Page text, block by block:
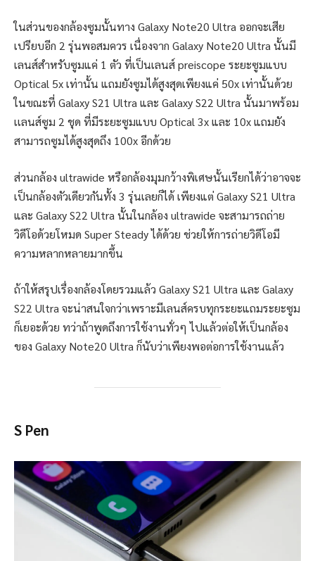
ในส่วนของกล้องซูมนั้นทาง Galaxy Note20 Ultra ออกจะเสีย
เปรียบอีก 2 รุ่นพอสมควร เนื่องจาก Galaxy Note20 Ultra นั้นมี
เลนส์สำหรับซูมแค่ 1 ตัว ที่เป็นเลนส์ preiscope ระยะซูมแบบ
Optical 5x เท่านั้น แถมยังซูมได้สูงสุดเพียงแค่ 50x เท่านั้นด้วย
ในขณะที่ Galaxy S21 Ultra และ Galaxy S22 Ultra นั้นมาพร้อม
เเลนส์ซูม 2 ชุด ที่มีระยะซูมแบบ Optical 3x และ 10x แถมยัง
สามารถซูมได้สูงสุดถึง 100x อีกด้วย
ส่วนกล้อง ultrawide หรือกล้องมุมกว้างพิเศษนั้นเรียกได้ว่าอาจจะ
เป็นกล้องตัวเดียวกันทั้ง 3 รุ่นเลยก็ได้ เพียงแต่ Galaxy S21 Ultra
และ Galaxy S22 Ultra นั้นในกล้อง ultrawide จะสามารถถ่าย
วิดีโอด้วยโหมด Super Steady ได้ด้วย ช่วยให้การถ่ายวิดีโอมี
ความหลากหลายมากขึ้น
ถ้าให้สรุปเรื่องกล้องโดยรวมแล้ว Galaxy S21 Ultra และ Galaxy
S22 Ultra จะน่าสนใจกว่าเพราะมีเลนส์ครบทุกระยะแถมระยะซูม
ก็เยอะด้วย ทว่าถ้าพูดถึงการใช้งานทั่วๆ ไปแล้วต่อให้เป็นกล้อง
ของ Galaxy Note20 Ultra ก็นับว่าเพียงพอต่อการใช้งานแล้ว
S Pen